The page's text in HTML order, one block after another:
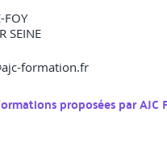
FOY
SEINE
formation.fr
proposées parAJC